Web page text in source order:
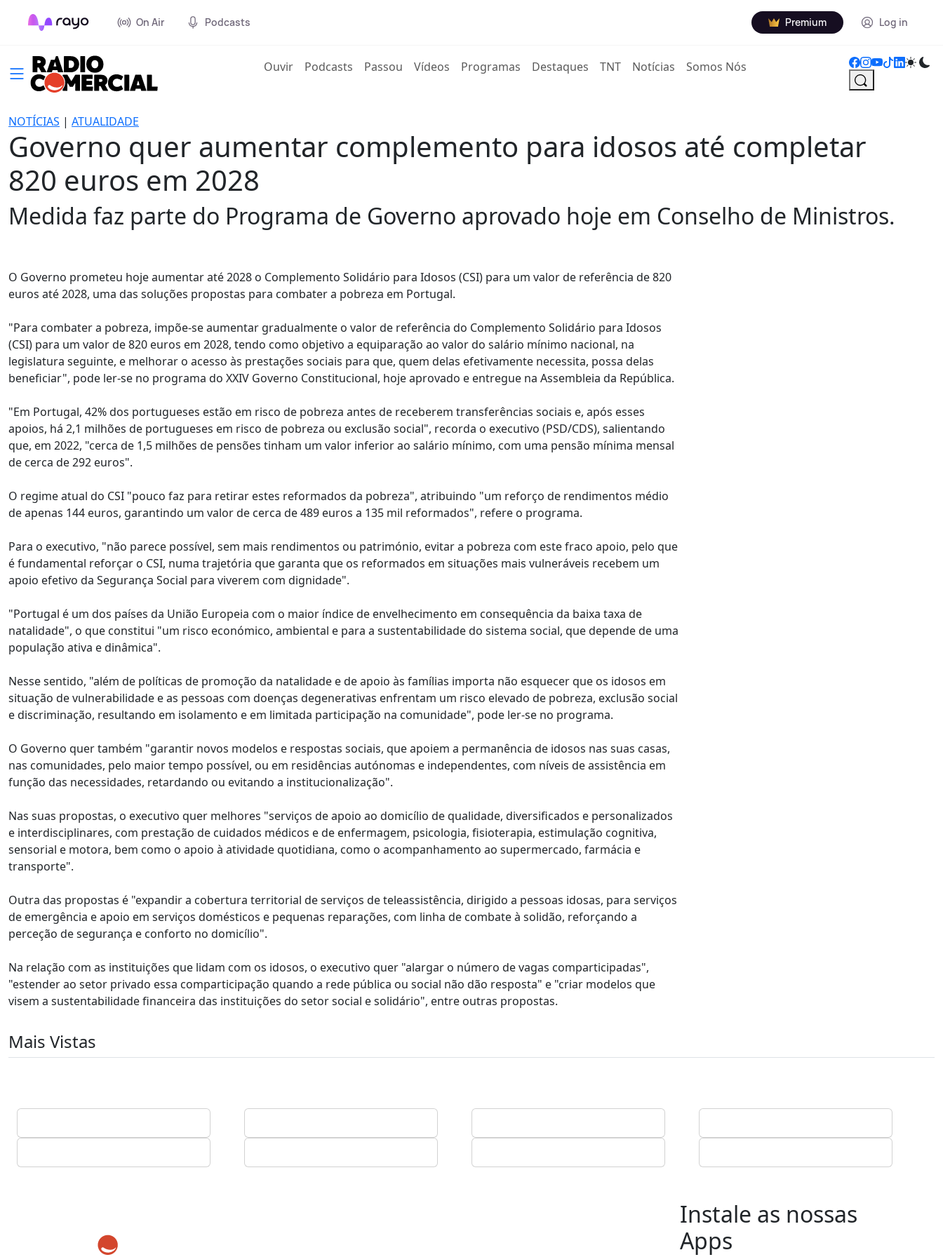
On Air Podcasts Premium Log in
Ouvir(current)
Podcasts Passou Vídeos Programas Destaques TNT Notícias Somos Nós
NOTÍCIAS | ATUALIDADE
Governo quer aumentar complemento para idosos até completar
820 euros em 2028
Medida faz parte do Programa de Governo aprovado hoje em Conselho de Ministros.
O Governo prometeu hoje aumentar até 2028 o Complemento Solidário para Idosos (CSI) para um valor de referência de 820
euros até 2028, uma das soluções propostas para combater a pobreza em Portugal.
"Para combater a pobreza, impõe-se aumentar gradualmente o valor de referência do Complemento Solidário para Idosos
(CSI) para um valor de 820 euros em 2028, tendo como objetivo a equiparação ao valor do salário mínimo nacional, na
legislatura seguinte, e melhorar o acesso às prestações sociais para que, quem delas efetivamente necessita, possa delas
beneficiar", pode ler-se no programa do XXIV Governo Constitucional, hoje aprovado e entregue na Assembleia da República.
"Em Portugal, 42% dos portugueses estão em risco de pobreza antes de receberem transferências sociais e, após esses
apoios, há 2,1 milhões de portugueses em risco de pobreza ou exclusão social", recorda o executivo (PSD/CDS), salientando
que, em 2022, "cerca de 1,5 milhões de pensões tinham um valor inferior ao salário mínimo, com uma pensão mínima mensal
de cerca de 292 euros".
O regime atual do CSI "pouco faz para retirar estes reformados da pobreza", atribuindo "um reforço de rendimentos médio
de apenas 144 euros, garantindo um valor de cerca de 489 euros a 135 mil reformados", refere o programa.
Para o executivo, "não parece possível, sem mais rendimentos ou património, evitar a pobreza com este fraco apoio, pelo que
é fundamental reforçar o CSI, numa trajetória que garanta que os reformados em situações mais vulneráveis recebem um
apoio efetivo da Segurança Social para viverem com dignidade".
"Portugal é um dos países da União Europeia com o maior índice de envelhecimento em consequência da baixa taxa de
natalidade", o que constitui "um risco económico, ambiental e para a sustentabilidade do sistema social, que depende de uma
população ativa e dinâmica".
Nesse sentido, "além de políticas de promoção da natalidade e de apoio às famílias importa não esquecer que os idosos em
situação de vulnerabilidade e as pessoas com doenças degenerativas enfrentam um risco elevado de pobreza, exclusão social
e discriminação, resultando em isolamento e em limitada participação na comunidade", pode ler-se no programa.
O Governo quer também "garantir novos modelos e respostas sociais, que apoiem a permanência de idosos nas suas casas,
nas comunidades, pelo maior tempo possível, ou em residências autónomas e independentes, com níveis de assistência em
função das necessidades, retardando ou evitando a institucionalização".
Nas suas propostas, o executivo quer melhores "serviços de apoio ao domicílio de qualidade, diversificados e personalizados
e interdisciplinares, com prestação de cuidados médicos e de enfermagem, psicologia, fisioterapia, estimulação cognitiva,
sensorial e motora, bem como o apoio à atividade quotidiana, como o acompanhamento ao supermercado, farmácia e
transporte".
Outra das propostas é "expandir a cobertura territorial de serviços de teleassistência, dirigido a pessoas idosas, para serviços
de emergência e apoio em serviços domésticos e pequenas reparações, com linha de combate à solidão, reforçando a
perceção de segurança e conforto no domicílio".
Na relação com as instituições que lidam com os idosos, o executivo quer "alargar o número de vagas comparticipadas",
"estender ao setor privado essa comparticipação quando a rede pública ou social não dão resposta" e "criar modelos que
visem a sustentabilidade financeira das instituições do setor social e solidário", entre outras propostas.
Mais Vistas
Instale as nossas
Apps